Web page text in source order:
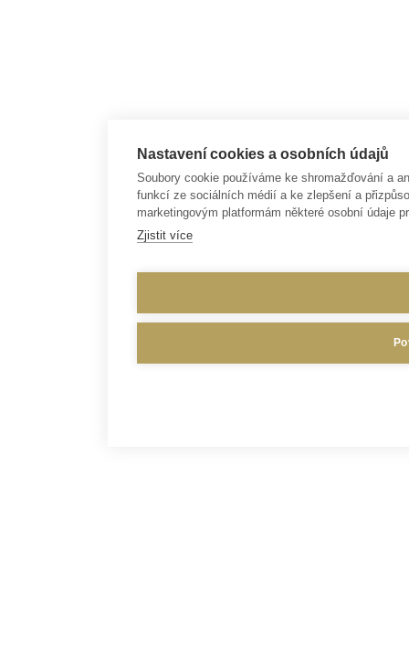
Nastavení cookies a osobních údajů
Soubory cookie používáme ke shromažďování a
funkcí ze sociálních médií a ke zlepšení a
marketingovým platformám některé osobní údaje
Zjistit více